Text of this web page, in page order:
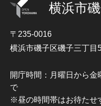
横浜市
〒235-0016
横浜市磯子区磯子三丁目
開庁時間：月曜日から金
で
※昼の時間帯はお待たせ